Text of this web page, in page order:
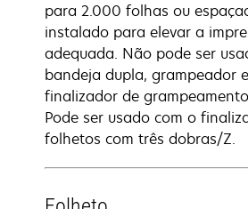
para 2.000 folhas ou
instalado para elevar a
adequada. Não pode ser
bandeja dupla, grampeador
finalizador de
Pode ser usado com o
folhetos com três dobras/Z.